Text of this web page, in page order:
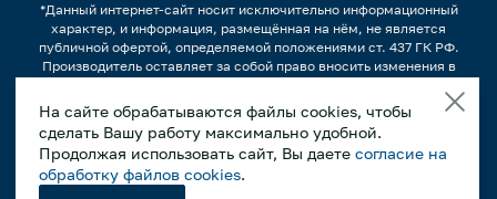
*Данный интернет-сайт носит исключительно информационный
характер, и информация, размещённая на нём, не является
публичной офертой, определяемой положениями ст. 437 ГК РФ.
Производитель оставляет за собой право вносить изменения в
предварительного уведомления.
Изображения продукции, а также, варианты наполнения
продуктами/напитками и другим содержимым может отличаться от
фактического вида. Интерьерные иллюстрации и примеры
использования оборудования являются вариантами эксплуатации.
На сайте обрабатываются файлы cookies, чтобы
сделать Вашу работу максимально удобной.
Продолжая использовать сайт, Вы даете согласие на
обработку файлов cookies.